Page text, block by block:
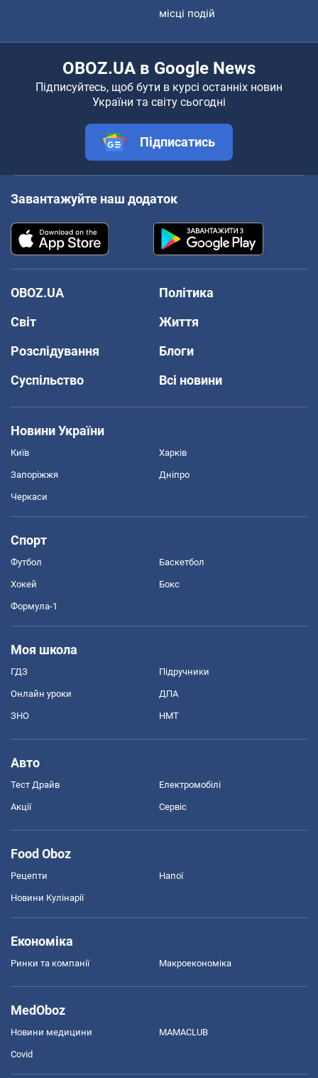
місці подій
OBOZ.UA в Google News
Підписуйтесь, щоб бути в курсі останніх новин
України та світу сьогодні
Підписатись
Завантажуйте наш додаток
OBOZ.UA
Політика
Світ
Життя
Розслідування
Блоги
Суспільство
Всі новини
Новини України
Київ Харків
Запоріжжя Дніпро
Черкаси
Спорт
Футбол Баскетбол
Хокей Бокс
Формула-1
Моя школа
ГДЗ Підручники
Онлайн уроки ДПА
ЗНО НМТ
Авто
Тест Драйв Електромобілі
Акції Сервіс
Food Oboz
Рецепти Напої
Новини Кулінарії
Економіка
Ринки та компанії Макроекономіка
MedOboz
Новини медицини MAMACLUB
Covid